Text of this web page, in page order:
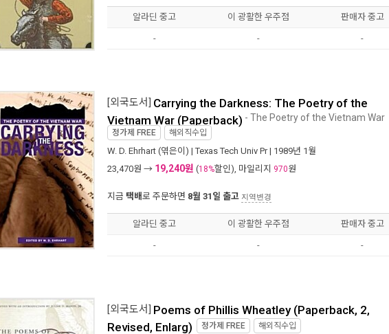
알라딘 중고 이 광활한 우주점 판매자 중고
- - -
[외국도서] Carrying the Darkness: The Poetry of the
Vietnam War (Paperback) - The Poetry of the Vietnam War
정가제 FREE 해외직수입
W. D. Ehrhart (엮은이) |Texas Tech Univ Pr| 1989년 1월
23,470원 → 19,240원 (18%할인), 마일리지 970원
지금 택배로 주문하면 8월 31일 출고 지역변경
알라딘 중고 이 광활한 우주점 판매자 중고
- - -
[외국도서] Poems of Phillis Wheatley (Paperback, 2,
Revised, Enlarg) 정가제 FREE 해외직수입